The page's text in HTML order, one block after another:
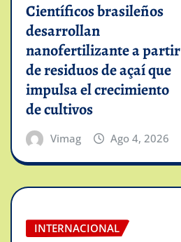
Científicos brasileños
desarrollan
nanofertilizante a partir
de residuos de açaí que
impulsa el crecimiento
de cultivos
Vimag Ago 4, 2026
INTERNACIONAL